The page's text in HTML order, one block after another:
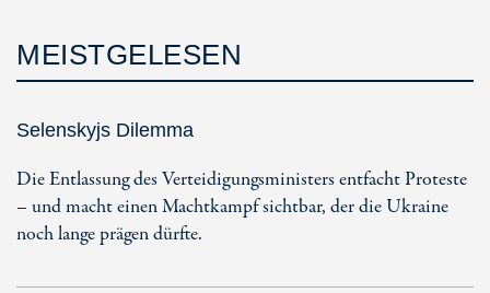
MEISTGELESEN
Selenskyjs Dilemma
Die Entlassung des Verteidigungsministers entfacht Proteste
– und macht einen Machtkampf sichtbar, der die Ukraine
noch lange prägen dürfte.